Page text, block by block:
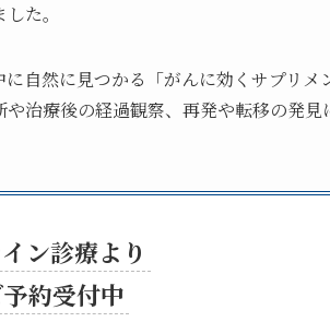
た。
自然に見つかる「がんに効くサプリメ
治療後の経過観察、再発や転移の発見
ン診療より
約受付中